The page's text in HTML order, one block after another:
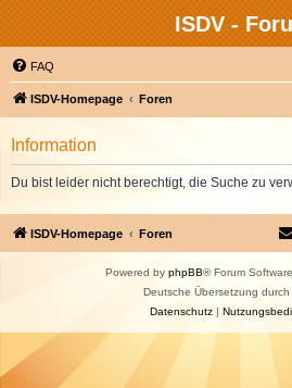
ISDV -
FAQ
ISDV-Homepage Foren
Information
Du bist leider nicht berechtigt, die Suche zu
ISDV-Homepage Foren
Powered by phpBB® Forum
Deutsche Übersetzung durch
Datenschutz|